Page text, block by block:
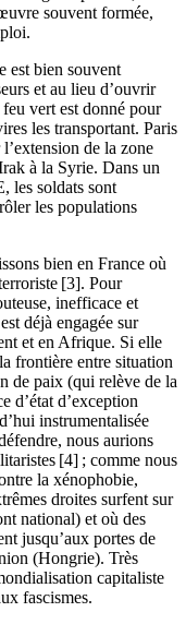
souvent formée,
est bien souvent
et au lieu d’ouvrir
vert est donné pour
les transportant. Paris
de la zone
à la Syrie. Dans un
les soldats sont
les populations
bien en France où
[3]. Pour
inefficace et
déjà engagée sur
et en Afrique. Si elle
frontière entre situation
de paix (qui relève de la
d’état d’exception
instrumentalisée
nous aurions
[4] ; comme nous
la xénophobie,
droites surfent sur
national) et où des
jusqu’aux portes de
(Hongrie). Très
capitaliste
fascismes.